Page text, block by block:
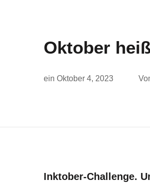
Oktober
ein Oktober 4, 2023
Inktober-Challenge.